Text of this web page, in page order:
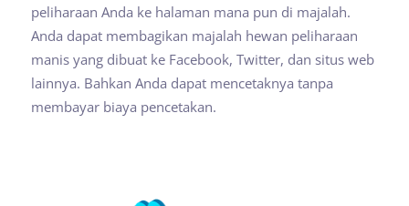
peliharaan Anda ke halaman mana pun di majalah.
Anda dapat membagikan majalah hewan peliharaan
manis yang dibuat ke Facebook, Twitter, dan situs web
lainnya. Bahkan Anda dapat mencetaknya tanpa
membayar biaya pencetakan.